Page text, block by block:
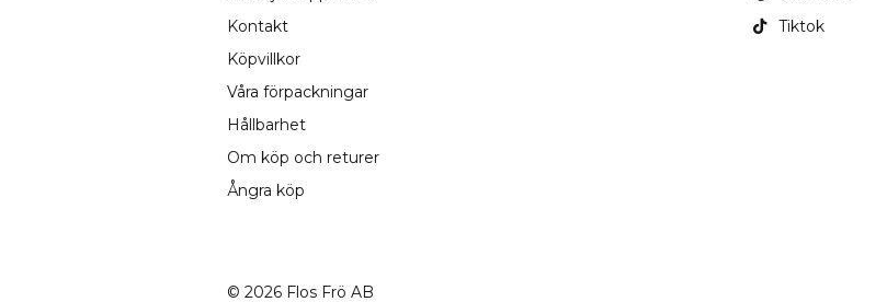
Kontakt
Köpvillkor
Våra förpackningar
Hållbarhet
Om köp och returer
Ångra köp
Tiktok
© 2026 Flos Frö AB